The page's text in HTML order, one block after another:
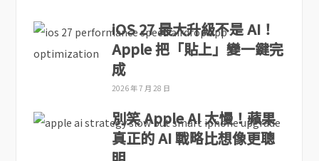
iOS 27 最大升級不是 AI！
Apple 把「貼上」變一鍵完
成
2026 年 7 月 28 日
別笑 Apple AI 太慢！蘋果
真正的 AI 戰略比想像更聰